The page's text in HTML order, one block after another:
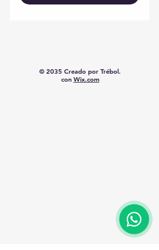
© 2035 Creado por Trébol.
con Wix.com